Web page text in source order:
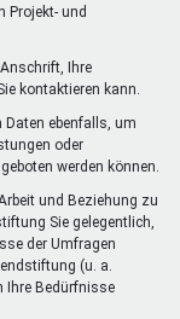
Projekt- und
Ihre
kontaktieren kann.
ebenfalls, um
oder
werden können.
und Beziehung zu
Sie gelegentlich,
der Umfragen
(u. a.
Ihre Bedürfnisse